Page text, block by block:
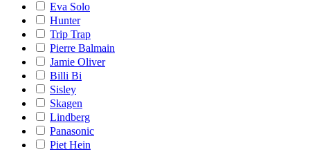
Eva Solo
Hunter
Trip Trap
Pierre Balmain
Jamie Oliver
Billi Bi
Sisley
Skagen
Lindberg
Panasonic
Piet Hein